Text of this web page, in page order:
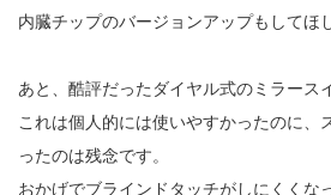
内臓チップのバージョンアップもしてほ
あと、酷評だったダイヤル式のミラース
これは個人的には使いやすかったのに、
ったのは残念です。
おかげでブラインドタッチがしにくくな